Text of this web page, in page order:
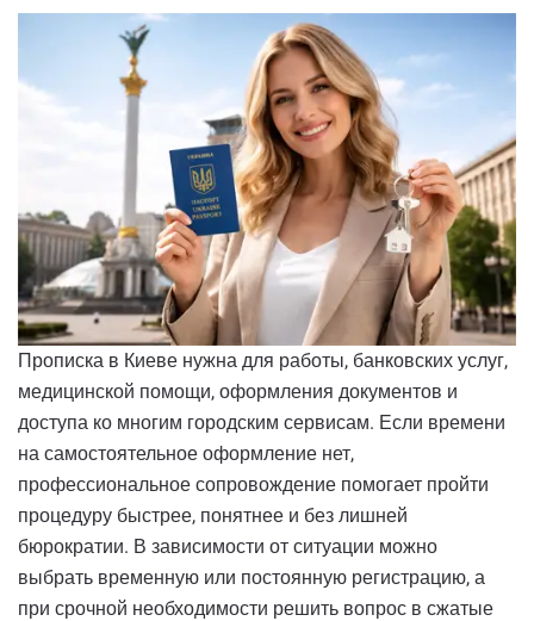
Прописка в Киеве нужна для работы, банковских услуг,
медицинской помощи, оформления документов и
доступа ко многим городским сервисам. Если времени
на самостоятельное оформление нет,
профессиональное сопровождение помогает пройти
процедуру быстрее, понятнее и без лишней
бюрократии. В зависимости от ситуации можно
выбрать временную или постоянную регистрацию, а
при срочной необходимости решить вопрос в сжатые